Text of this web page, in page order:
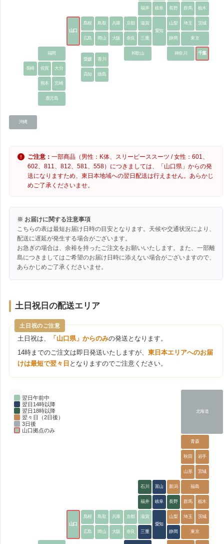
福井 岐阜 長野 群馬 栃木
山口
島根 鳥取 兵庫 京都
滋賀
愛知
山梨 埼玉 茨城
広島 岡山 大阪 奈良 三重 東京
福岡
愛媛
香川
和歌山
静岡
神奈川 千葉
長崎 佐賀
大分
高知
徳島
熊本
宮崎
鹿児島
沖縄
ご注意：一部商品（男性：K体、スリーピーススーツ / 女性：601、
602、811、812、581、558）につきましては、「山口県」からの発
送になりますため、東日本地域への翌日配送は行えません。あらかじ
めご了承くださいませ。
※ お届けに関する注意事項
こちらの表は最短お届け日時の目安となります。天候や交通状況により、
配送に遅延が発生する場合がございます。
お急ぎの場合は、余裕を持ったご注文をお願いいたします。また、一部離
島につきましてはご希望のお届け日時に添えない場合がございますので、
あらかじめご了承くださいませ。
土日祝日の配送エリア
土日祝のご注意
土日祝は、 「山口県」からのみの発送となります。
14時までのご注文は即日発送いたしますが、東日本エリアへのお届
けは最短で翌々日 となりますのでご注意ください。
翌日午前中
翌日14時以降
翌日18時以降
翌々日（2日後）
3日後
山口拠点のみ
北海道
青森
秋田 岩手
山形 宮城
福島
新潟
群馬 栃木
埼玉 茨城
東京
山梨
石川
福井 長野
富山
岐阜
愛知
静岡
三重
山口
島根 鳥取
広島 岡山
兵庫 京都 滋賀
大阪 奈良